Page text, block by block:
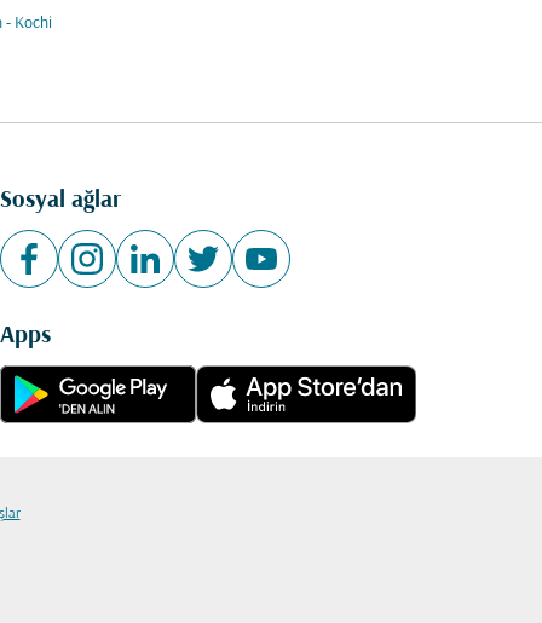
- Kochi
Sosyal ağlar
Apps